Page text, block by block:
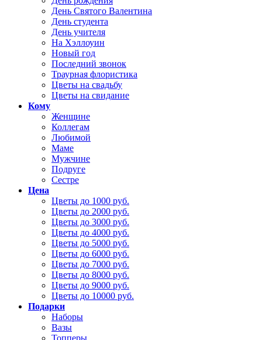
День Святого Валентина
День студента
День учителя
На Хэллоуин
Новый год
Последний звонок
Траурная флористика
Цветы на свадьбу
Цветы на свидание
Кому
Женщине
Коллегам
Любимой
Маме
Мужчине
Подруге
Сестре
Цена
Цветы до 1000 руб.
Цветы до 2000 руб.
Цветы до 3000 руб.
Цветы до 4000 руб.
Цветы до 5000 руб.
Цветы до 6000 руб.
Цветы до 7000 руб.
Цветы до 8000 руб.
Цветы до 9000 руб.
Цветы до 10000 руб.
Подарки
Наборы
Вазы
Топперы